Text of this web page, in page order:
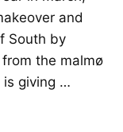
and
South by
the malmø
is giving …